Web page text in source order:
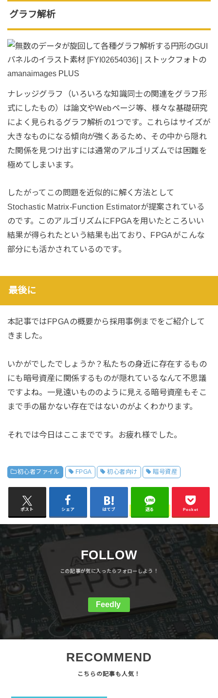
グラフ解析
ナレッジグラフ（いろいろな知識同士の関連をグラフ形
式にしたもの）は論文やWebページ等、様々な基礎研究
によく見られるグラフ解析の1つです。これらはサイズが
大きなものになる傾向が強くあるため、その中から隠れ
た関係を見つけ出すには通常のアルゴリズムでは困難を
極めてしまいます。
したがってこの問題を近似的に解く方法として
Stochastic Matrix-Function Estimatorが提案されている
のです。このアルゴリズムにFPGAを用いたところいい
結果が得られたという結果も出ており、FPGAがこんな
部分にも活かされているのです。
最後に
本記事ではFPGAの概要から採用事例までをご紹介して
きました。
いかがでしたでしょうか？私たちの身近に存在するもの
にも暗号資産に関係するものが隠れているなんて不思議
ですよね。一見遠いもののように見える暗号資産もそこ
まで手の届かない存在ではないのがよくわかります。
それでは今日はここまでです。お疲れ様でした。
初心者ファイル FPGA 初心者向け 暗号資産
ポスト シェア はてブ 送る Pocket
FOLLOW
Feedly
RECOMMEND